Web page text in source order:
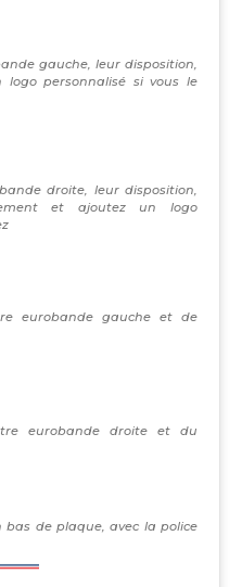
gauche, leur disposition,
personnalisé si vous le
droite, leur disposition,
et ajoutez un logo
eurobande gauche et de
eurobande droite et du
de plaque, avec la police